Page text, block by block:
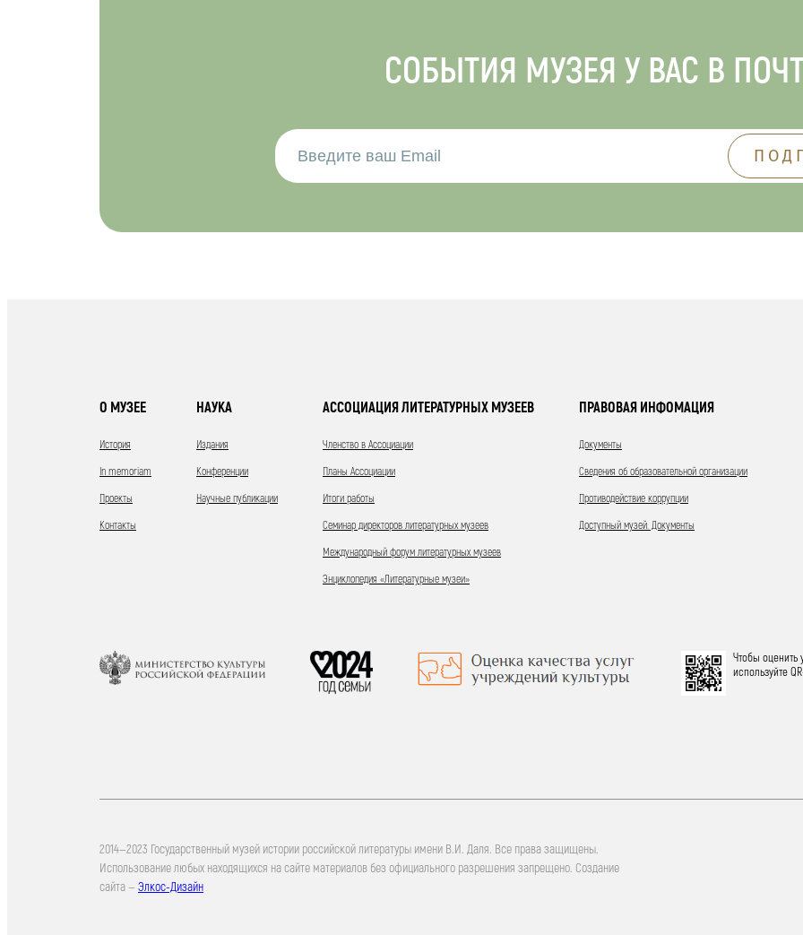
СОБЫТИЯ МУЗЕЯ У ВАС В
О МУЗЕЕ
История
In memoriam
Проекты
Контакты
НАУКА
Издания
Конференции
Научные публикации
АССОЦИАЦИЯ ЛИТЕРАТУРНЫХ МУЗЕЕВ
Членство в Ассоциации
Планы Ассоциации
Итоги работы
Семинар директоров литературных музеев
Международный форум литературных музеев
Энциклопедия «Литературные музеи»
ПРАВОВАЯ ИНФОМАЦИЯ
Документы
Сведения об образовательной организации
Противодействие коррупции
Доступный музей. Документы
Чтобы оценить
используйте
2014—2023 Государственный музей истории российской литературы имени В.И. Даля. Все права защищены.
Использование любых находящихся на сайте материалов без официального разрешения запрещено. Создание
сайта — Элкос-Дизайн